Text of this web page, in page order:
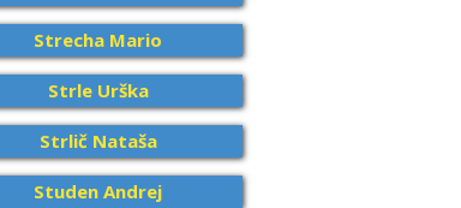
Strecha Mario
Strle Urška
Strlič Nataša
Studen Andrej